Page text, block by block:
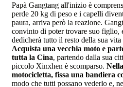
Papà Gangtang all'inizio è
perde 20 kg di peso e i capelli
paura, arriva però la reazione.
convinto di poter trovare suo figlio,
dedicherà tutto il resto della sua
Acquista una vecchia moto e
tutta la Cina, partendo dalla sua
piccolo Xinxhen è scomparso.
motocicletta, fissa una bandiera
modo che tutti possano vederlo e,